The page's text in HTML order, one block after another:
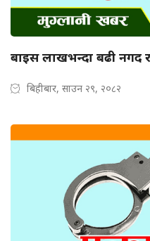
बाइस लाखभन्दा बढी
बिहीबार, साउन २९, २०८२